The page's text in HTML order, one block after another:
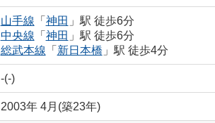
山手線 「 神田 」駅 徒歩6分
中央線 「 神田 」駅 徒歩6分
総武本線 「 新日本橋 」駅 徒歩4分
-(-)
2003年 4月(築23年)